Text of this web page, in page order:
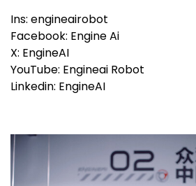
Ins: engineairobot
Facebook: Engine Ai
X: EngineAI
YouTube: Engineai Robot
Linkedin: EngineAI